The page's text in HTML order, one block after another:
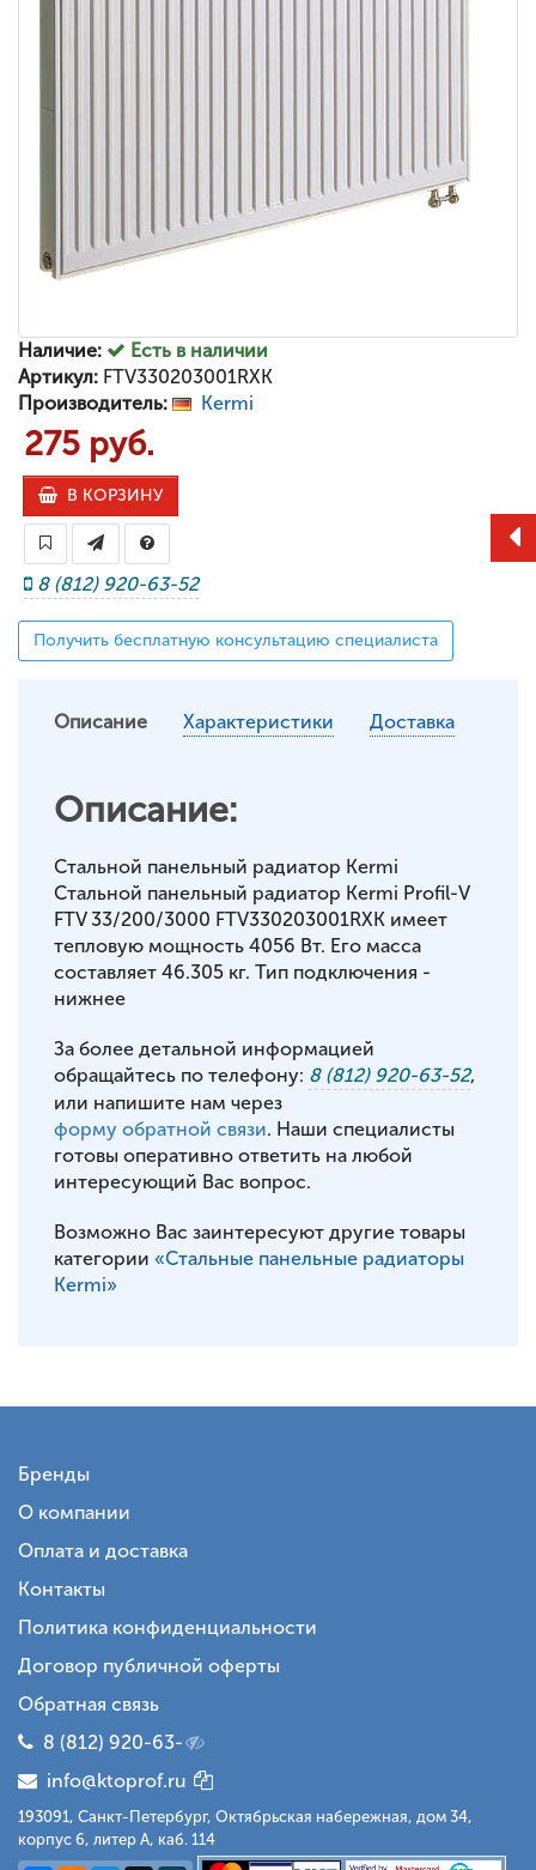
Наличие:
Есть в наличии
Артикул: FTV330203001RXK
Производитель:
Kermi
275 руб.
В КОРЗИНУ
8 (812) 920-63-52
Получить бесплатную консультацию специалиста
Описание Характеристики Доставка
Описание:
Стальной панельный радиатор Kermi
Стальной панельный радиатор Kermi Profil-V
FTV 33/200/3000 FTV330203001RXK имеет
тепловую мощность 4056 Вт. Его масса
составляет 46.305 кг. Тип подключения -
нижнее
За более детальной информацией
обращайтесь по телефону: 8 (812) 920-63-52,
или напишите нам через
форму обратной связи. Наши специалисты
готовы оперативно ответить на любой
интересующий Вас вопрос.
Возможно Вас заинтересуют другие товары
категории «Стальные панельные радиаторы
Kermi»
Бренды
О компании
Оплата и доставка
Контакты
Политика конфиденциальности
Договор публичной оферты
Обратная связь
8 (812) 920-63-
info@ktoprof.ru
193091, Санкт-Петербург, Октябрьская набережная, дом 34,
корпус 6, литер А, каб. 114